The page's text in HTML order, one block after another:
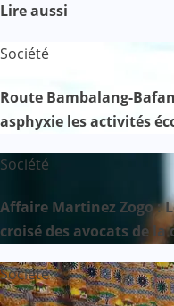
Lire aussi
Société
Route Bambalang-
asphyxie les activités
Société
Affaire Martinez Zogo :
croisé des avocats de la
Société